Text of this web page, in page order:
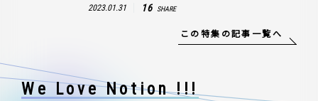
2023.01.31 16 SHARE
この特集の記事一覧へ
We Love Notion !!!